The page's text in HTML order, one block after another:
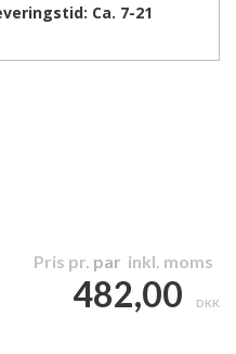
Ca. 7-21
Pris pr. par inkl. moms
482,00 DKK